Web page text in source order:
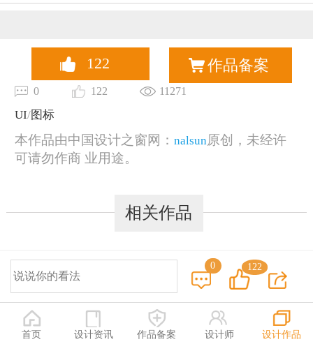
恭喜133****9020用户作品已成功备案！
122 作品备案
0 122
11271
UI/图标
本作品由中国设计之窗网： nalsun原创，未经许
可请勿作商 业用途。
相关作品
0 122
© 2014-2025 中国设计之窗 www.333cn.com 版权所有
深圳市中设网络科技有限公司(深圳设计之窗文化发展有限公司)
地址：深圳龙华区布龙路4号127陈设艺术设计产业园A栋203-206
首页 设计资讯 作品备案 设计师 设计作品